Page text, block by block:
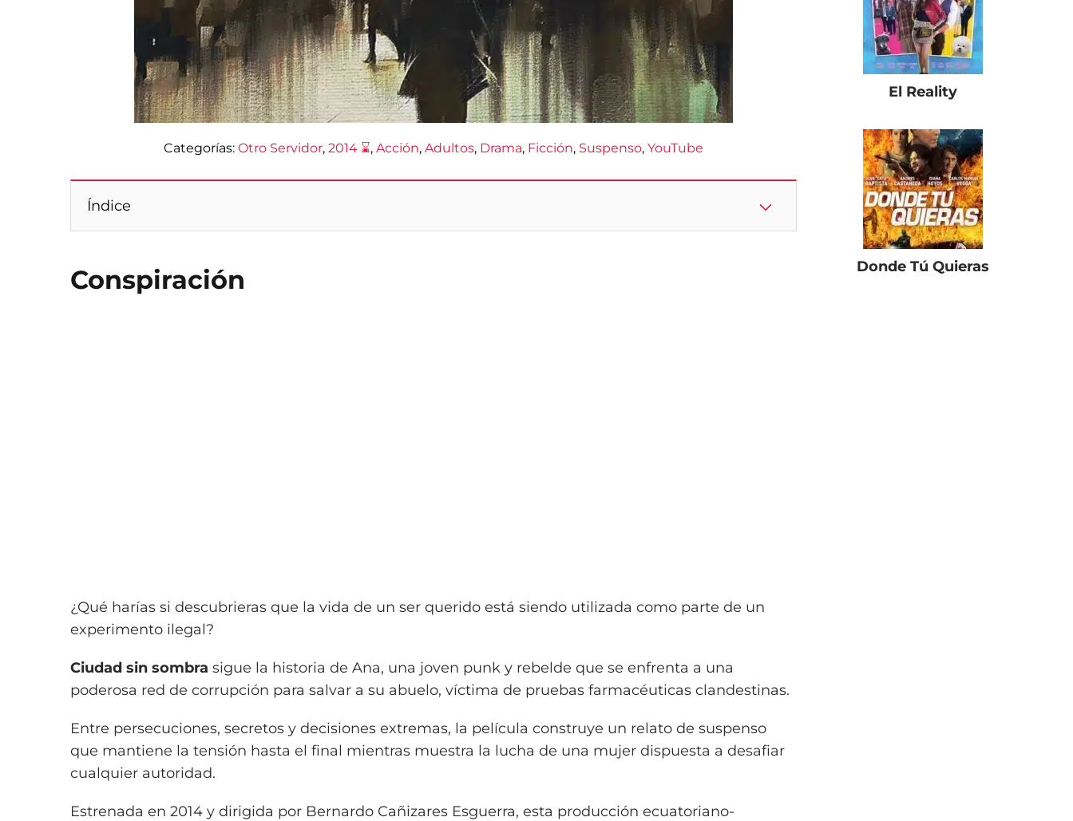
Categorías: Otro Servidor, 2014 ⌛, Acción, Adultos, Drama, Ficción, Suspenso, YouTube
Índice
Conspiración
¿Qué harías si descubrieras que la vida de un ser querido está siendo utilizada como parte de un
experimento ilegal?
Ciudad sin sombra sigue la historia de Ana, una joven punk y rebelde que se enfrenta a una
poderosa red de corrupción para salvar a su abuelo, víctima de pruebas farmacéuticas clandestinas.
Entre persecuciones, secretos y decisiones extremas, la película construye un relato de suspenso
que mantiene la tensión hasta el final mientras muestra la lucha de una mujer dispuesta a desafiar
cualquier autoridad.
Estrenada en 2014 y dirigida por Bernardo Cañizares Esguerra, esta producción ecuatoriano-
El Reality
Donde Tú Quieras